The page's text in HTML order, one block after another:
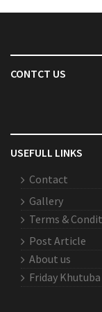
CONTCT US
USEFULL LINKS
Contact
Gallery
Terms &
Post Article
About us
Friday Khutuba